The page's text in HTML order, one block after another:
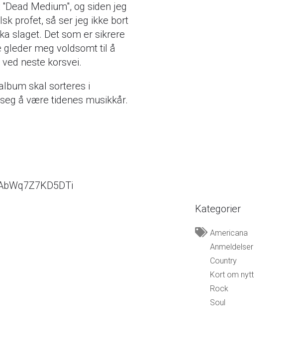
Medium", og siden jeg
profet, så ser jeg ikke bort
slaget. Det som er sikrere
meg voldsomt til å
neste korsvei.
skal sorteres i
å være tidenes musikkår.
Kategorier
Americana
Anmeldelser
Country
Kort om nytt
Rock
Soul